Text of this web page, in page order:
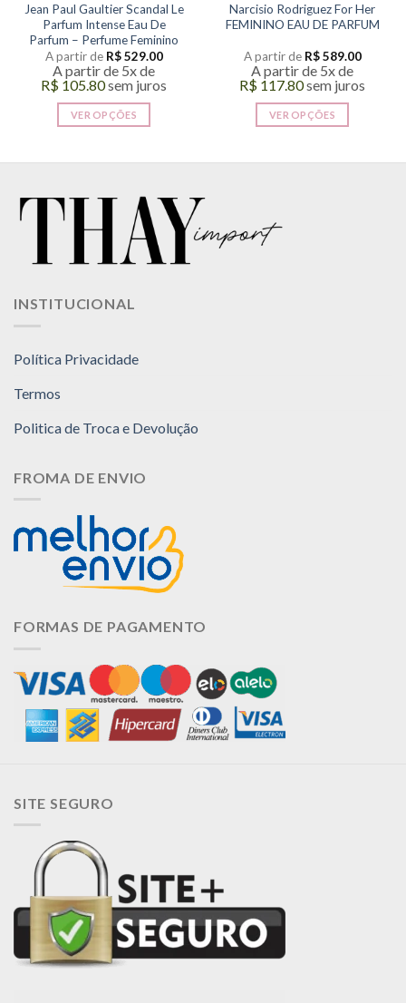
Jean Paul Gaultier Scandal Le
Parfum Intense Eau De
Parfum – Perfume Feminino
A partir de R$529.00
A partir de 5x de
R$ 105.80sem juros
VER OPÇÕES
variantes.
opções
podem
escolhidas
do
Narcisio Rodriguez For Her
FEMININO EAU DE PARFUM
A partir de R$589.00
A partir de 5x de
R$ 117.80sem juros
VER OPÇÕES
INSTITUCIONAL
Política Privacidade
Termos
Politica de Troca e Devolução
FROMA DE ENVIO
FORMAS DE PAGAMENTO
SITE SEGURO